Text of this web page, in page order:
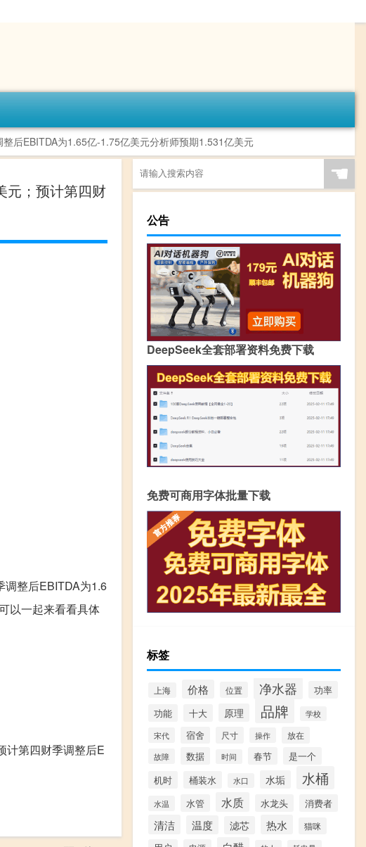
后EBITDA为1.65亿-1.75亿美元分析师预期1.531亿美元
元；预计第四财
调整后EBITDA为1.6
以一起来看看具体
计第四财季调整后E
☚
公告
DeepSeek全套部署资料免费下载
免费可商用字体批量下载
标签
上海 价格 位置 净水器
功率
功能
十大 原理 品牌 学校
宋代 宿舍 尺寸 操作 放在
故障 数据 时间 春节
是一个
机时
桶装水 水口 水垢 水桶
水温 水管 水质 水龙头 消费者
清洁 温度 滤芯 热水
猫咪